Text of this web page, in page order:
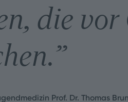
die
”
Prof. Dr. Thomas